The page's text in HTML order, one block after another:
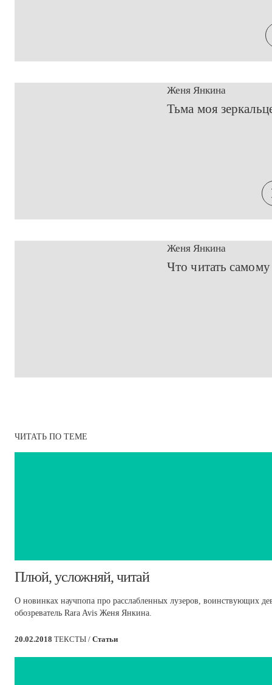
Женя Янкина
​Тьма моя
Женя Янкина
​Что читать
ЧИТАТЬ ПО ТЕМЕ
​Плюй, усложняй, читай
О новинках научпопа про расслабленных лузеров, воинствующих
обозреватель Rara Avis Женя Янкина.
20.02.2018 ТЕКСТЫ / Статьи